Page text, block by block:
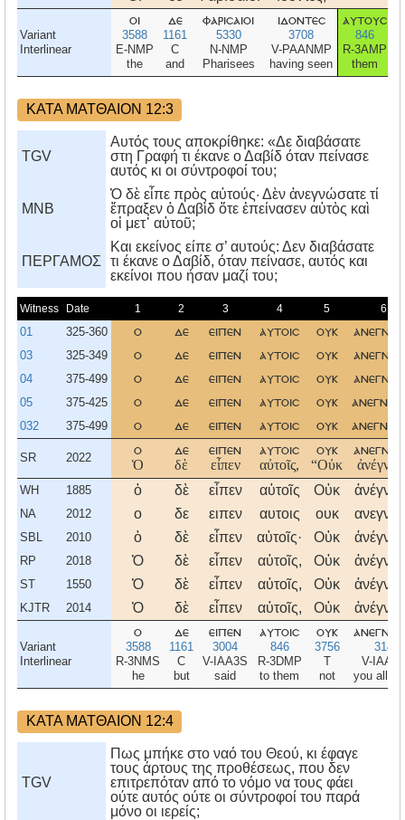
Variant
Interlinear
οι
3588
E-NMP
the
δε
1161
C
and
φαρισαιοι
5330
N-NMP
Pharisees
ιδοντεσ
3708
V-PAANMP
having seen
αυτουσ
846
R-3AMP
them
ΚΑΤΑ ΜΑΤΘΑΙΟΝ 12:3
TGV
Αυτός τους αποκρίθηκε: «Δε διαβάσατε
στη Γραφή τι έκανε ο Δαβίδ όταν πείνασε
αυτός κι οι σύντροφοί του;
MNB
Ὁ δὲ εἶπε πρὸς αὐτούς· Δὲν ἀνεγνώσατε τί
ἔπραξεν ὁ Δαβὶδ ὅτε ἐπείνασεν αὐτὸς καὶ
οἱ μετ᾿ αὐτοῦ;
ΠΕΡΓΑΜΟΣ
Kαι εκείνος είπε σ’ αυτούς: Δεν διαβάσατε
τι έκανε ο Δαβίδ, όταν πείνασε, αυτός και
εκείνοι που ήσαν μαζί του;
Witness Date 1 2 3 4 5 6
01 325-360 ο δε ειπεν αυτοισ ουκ
03 325-349 ο δε ειπεν αυτοισ ουκ
04 375-499 ο δε ειπεν αυτοισ ουκ
05 375-425 ο δε ειπεν αυτοισ ουκ
032 375-499 ο δε ειπεν αυτοισ ουκ
SR 2022
ο
Ὁ
δε
δὲ
ειπεν
εἶπεν
αυτοισ
αὐτοῖς,
ουκ
“Οὐκ
WH 1885 ὁ δὲ εἶπεν αὐτοῖς Οὐκ
NA 2012 ο δε ειπεν αυτοις ουκ
SBL 2010 ὁ δὲ εἶπεν αὐτοῖς· Οὐκ
RP 2018 Ὁ δὲ εἶπεν αὐτοῖς, Οὐκ
ST 1550 Ὁ δὲ εἶπεν αὐτοῖς, Οὐκ
KJTR 2014 Ὁ δὲ εἶπεν αὐτοῖς, Οὐκ
Variant
Interlinear
ο
3588
R-3NMS
he
δε
1161
C
but
ειπεν
3004
V-IAA3S
said
αυτοισ
846
R-3DMP
to them
ουκ
3756
T
not
314
V-
you all
ΚΑΤΑ ΜΑΤΘΑΙΟΝ 12:4
TGV
Πως μπήκε στο ναό του Θεού, κι έφαγε
τους άρτους της προθέσεως, που δεν
επιτρεπόταν από το νόμο να τους φάει
ούτε αυτός ούτε οι σύντροφοί του παρά
μόνο οι ιερείς;